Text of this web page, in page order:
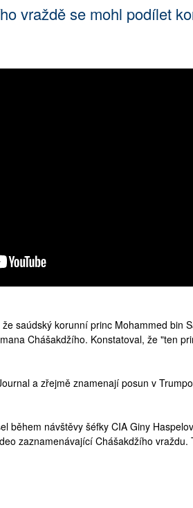
vraždě se mohl podílet
saúdský korunní princ Mohammed bin
Chášakdžího. Konstatoval, že "ten
a zřejmě znamenají posun v
během návštěvy šéfky CIA Giny
zaznamenávající Chášakdžího vraždu.